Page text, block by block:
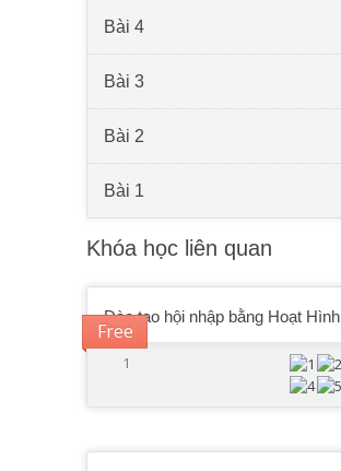
Bài 4
Bài 3
Bài 2
Bài 1
Khóa học liên quan
Free
Đào tạo hội nhập bằng Hoạt Hình
1